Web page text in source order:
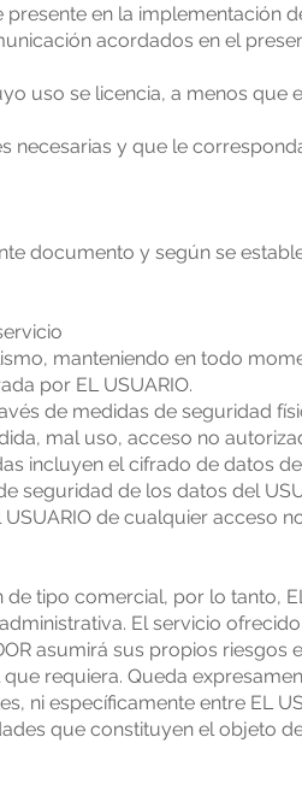
en la implementación
acordados en el
uso se licencia, a menos que
necesarias y que le
documento y según se
manteniendo en todo
por EL USUARIO.
de medidas de seguridad
mal uso, acceso no
incluyen el cifrado de datos
seguridad de los datos del
de cualquier acceso
de tipo comercial, por lo tanto,
El servicio
asumirá sus propios riesgos
requiera. Queda
ni específicamente entre EL
que constituyen el objeto